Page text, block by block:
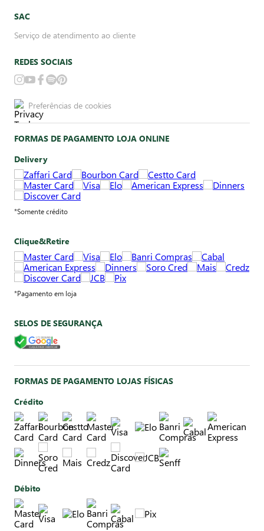
SAC
Serviço de atendimento ao cliente
REDES SOCIAIS
Preferências de cookies
FORMAS DE PAGAMENTO LOJA ONLINE
Delivery
*Somente crédito
Clique&Retire
*Pagamento em loja
SELOS DE SEGURANÇA
FORMAS DE PAGAMENTO LOJAS FÍSICAS
Crédito
Débito